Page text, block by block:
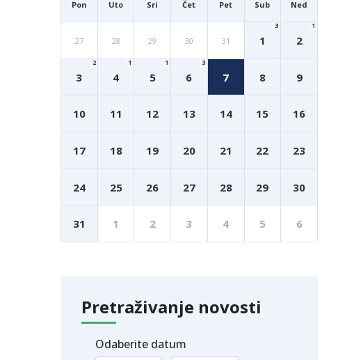
Pon Uto Sri Čet Pet Sub Ned
27 28 29 30 31 1
3
2
1
3
2
4
1
5
1
6
3
7 8 9
10 11 12 13 14 15 16
17 18 19 20 21 22 23
24 25 26 27 28 29 30
31 1 2 3 4 5 6
Pretraživanje novosti
Odaberite datum